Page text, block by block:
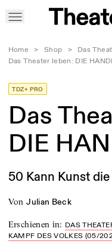
Home > Shop > Das
Das Theater leben: DIE
TDZ+ PRO
Das
DIE
50 Kann Kunst
von Julian Beck
Erschienen in: DAS
KAMPF DES VOLKES (05/